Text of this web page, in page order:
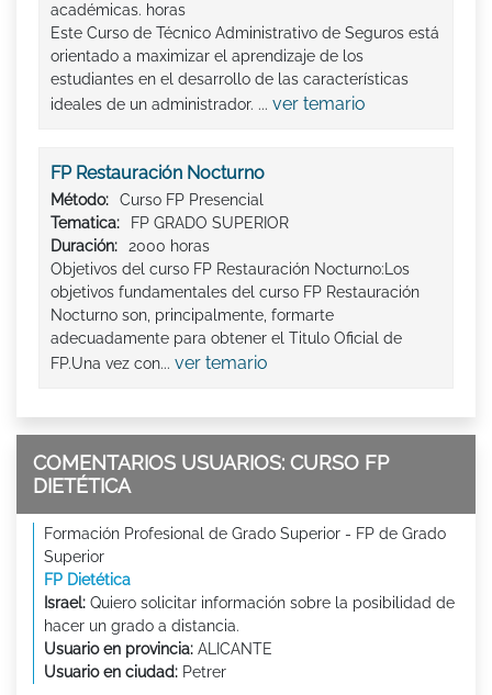
académicas. horas
Este Curso de Técnico Administrativo de Seguros está
orientado a maximizar el aprendizaje de los
estudiantes en el desarrollo de las características
ideales de un administrador. ... ver temario
FP Restauración Nocturno
Método:
Curso FP Presencial
Tematica:
FP GRADO SUPERIOR
Duración:
2000 horas
Objetivos del curso FP Restauración Nocturno:Los
objetivos fundamentales del curso FP Restauración
Nocturno son, principalmente, formarte
adecuadamente para obtener el Titulo Oficial de
FP.Una vez con... ver temario
COMENTARIOS USUARIOS: CURSO FP
DIETÉTICA
Formación Profesional de Grado Superior - FP de Grado
Superior
FP Dietética
Israel: Quiero solicitar información sobre la posibilidad de
hacer un grado a distancia.
Usuario en provincia: ALICANTE
Usuario en ciudad: Petrer